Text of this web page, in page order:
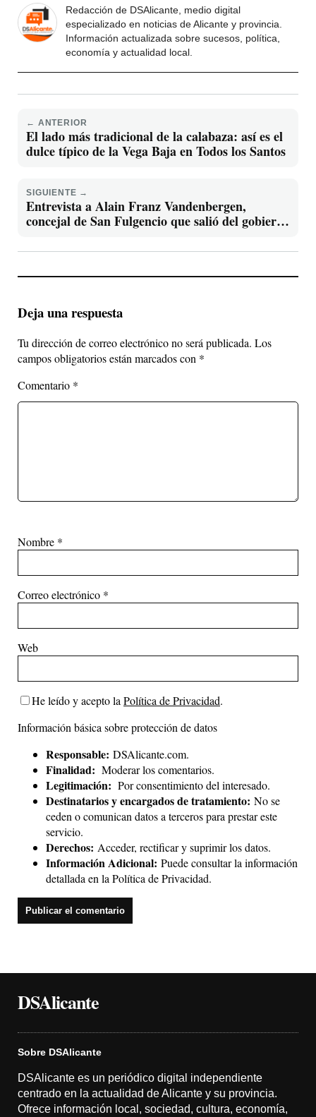
Redacción de DSAlicante, medio digital
especializado en noticias de Alicante y provincia.
Información actualizada sobre sucesos, política,
economía y actualidad local.
← ANTERIOR
El lado más tradicional de la calabaza: así es el
dulce típico de la Vega Baja en Todos los Santos
SIGUIENTE →
Entrevista a Alain Franz Vandenbergen,
concejal de San Fulgencio que salió del gobierno
Deja una respuesta
Tu dirección de correo electrónico no será publicada. Los
campos obligatorios están marcados con *
Comentario *
Nombre *
Correo electrónico *
Web
He leído y acepto la Política de Privacidad.
Información básica sobre protección de datos
Responsable: DSAlicante.com.
Finalidad: Moderar los comentarios.
Legitimación: Por consentimiento del interesado.
Destinatarios y encargados de tratamiento: No se
ceden o comunican datos a terceros para prestar este
servicio.
Derechos: Acceder, rectificar y suprimir los datos.
Información Adicional: Puede consultar la información
detallada en la Política de Privacidad.
DSAlicante
Sobre DSAlicante
DSAlicante es un periódico digital independiente
centrado en la actualidad de Alicante y su provincia.
Ofrece información local, sociedad, cultura, economía,